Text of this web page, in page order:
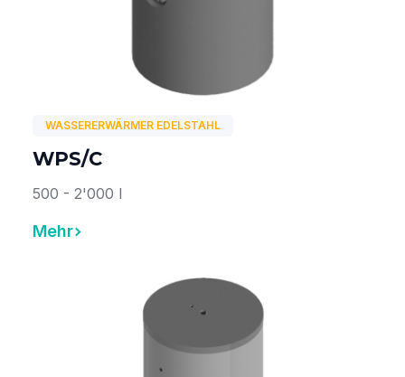
WASSERERWÄRMER EDELSTAHL
WPS/C
500 - 2'000 l
Mehr